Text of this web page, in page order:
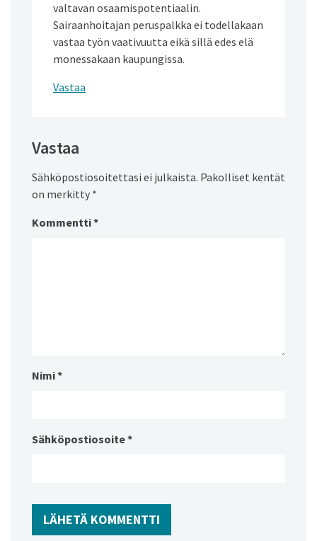
valtavan osaamispotentiaalin.
Sairaanhoitajan peruspalkka ei todellakaan
vastaa työn vaativuutta eikä sillä edes elä
monessakaan kaupungissa.
Vastaa
Vastaa
Sähköpostiosoitettasi ei julkaista. Pakolliset kentät
on merkitty *
Kommentti*
Nimi*
Sähköpostiosoite*